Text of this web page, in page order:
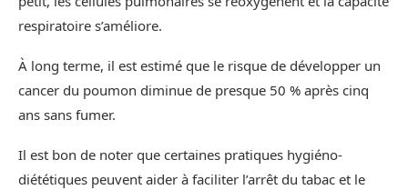
respiratoire s’améliore.
À long terme, il est estimé que le risque de développer un
cancer du poumon diminue de presque 50 % après cinq
ans sans fumer.
Il est bon de noter que certaines pratiques hygiéno-
diététiques peuvent aider à faciliter l’arrêt du tabac et le